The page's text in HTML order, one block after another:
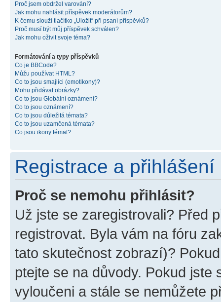
Proč jsem obdržel varování?
Jak mohu nahlásit příspěvek moderátorům?
K čemu slouží tlačítko „Uložit“ při psaní příspěvků?
Proč musí být můj příspěvek schválen?
Jak mohu oživit svoje téma?
Formátování a typy příspěvků
Co je BBCode?
Můžu používat HTML?
Co to jsou smajlíci (emotikony)?
Mohu přidávat obrázky?
Co to jsou Globální oznámení?
Co to jsou oznámení?
Co to jsou důležitá témata?
Co to jsou uzamčená témata?
Co jsou ikony témat?
Registrace a přihlášení
Proč se nemohu přihlásit?
Už jste se zaregistrovali? Před
registrovat. Byla vám na fóru
tato skutečnost zobrazí)?
ptejte se na důvody. Pokud jste
vyloučeni a stále se nemůžete